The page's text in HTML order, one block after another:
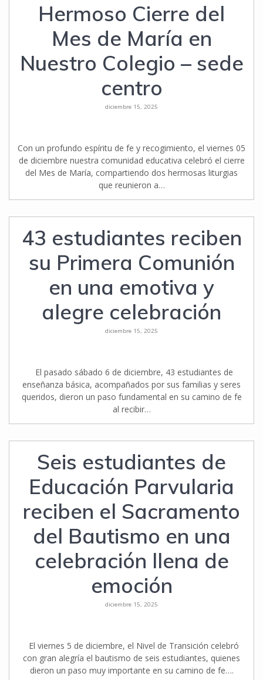
Hermoso Cierre del
Mes de María en
Nuestro Colegio – sede
centro
diciembre 15, 2025
Con un profundo espíritu de fe y recogimiento, el viernes 05
de diciembre nuestra comunidad educativa celebró el cierre
del Mes de María, compartiendo dos hermosas liturgias
que reunieron a…
43 estudiantes reciben
su Primera Comunión
en una emotiva y
alegre celebración
diciembre 15, 2025
El pasado sábado 6 de diciembre, 43 estudiantes de
enseñanza básica, acompañados por sus familias y seres
queridos, dieron un paso fundamental en su camino de fe
al recibir…
Seis estudiantes de
Educación Parvularia
reciben el Sacramento
del Bautismo en una
celebración llena de
emoción
diciembre 15, 2025
El viernes 5 de diciembre, el Nivel de Transición celebró
con gran alegría el bautismo de seis estudiantes, quienes
dieron un paso muy importante en su camino de fe….